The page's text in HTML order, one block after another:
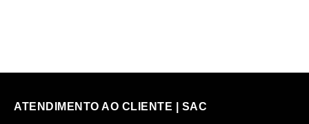
ATENDIMENTO AO CLIENTE | SAC